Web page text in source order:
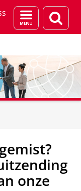
Menu
en
onze